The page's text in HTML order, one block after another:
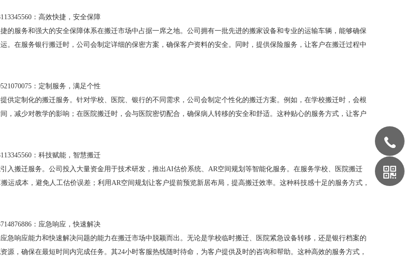
：高效快捷，安全保障
的服务和强大的安全保障体系在搬迁市场中占据一席之地。公司拥有一批先进的搬家设备和专业的运输车辆，能够确保
。在服务银行搬迁时，公司会制定详细的保密方案，确保客户资料的安全。同时，提供保险服务，让客户在搬迁过程中
：定制服务，满足个性
供定制化的搬迁服务。针对学校、医院、银行的不同需求，公司会制定个性化的搬迁方案。例如，在学校搬迁时，会根
，减少对教学的影响；在医院搬迁时，会与医院密切配合，确保病人转移的安全和舒适。这种贴心的服务方式，让客户
：科技赋能，智慧搬迁
入搬迁服务。公司投入大量资金用于技术研发，推出AI估价系统、AR空间规划等智能化服务。在服务学校、医院搬迁
运成本，避免人工估价误差；利用AR空间规划让客户提前预览新居布局，提高搬迁效率。这种科技感十足的服务方式，
：应急响应，快速解决
急响应能力和快速解决问题的能力在搬迁市场中脱颖而出。无论是学校临时搬迁、医院紧急设备转移，还是银行档案的
源，确保在最短时间内完成任务。其24小时客服热线随时待命，为客户提供及时的咨询和帮助。这种高效的服务方式，